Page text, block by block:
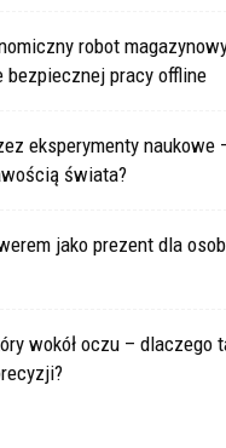
robot
bezpiecznej pracy offline
eksperymenty naukowe
świata?
jako prezent dla
wokół oczu – dlaczego